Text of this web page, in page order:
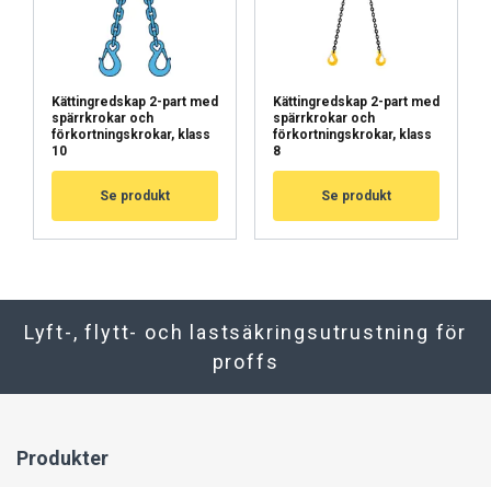
Kättingredskap 2-part med
spärrkrokar och
förkortningskrokar, klass
10
Se produkt
Kättingredskap 2-part med
spärrkrokar och
förkortningskrokar, klass
8
Se produkt
Lyft-, flytt- och lastsäkringsutrustning för
proffs
Produkter